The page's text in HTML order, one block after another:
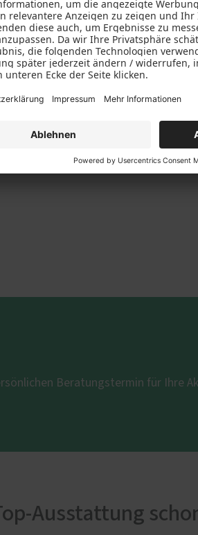
| Verkehrsweiß RAL
S 1020, 600 mm |
Rundrosette | Ornamentglas
|
3 x 280 mm x 280 mm
9016 |
Beratungstermin für Ihre
Ausstattung